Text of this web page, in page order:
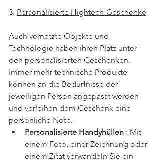
3. Personalisierte Hightech-Geschenke
Auch vernetzte Objekte und
Technologie haben ihren Platz unter
den personalisierten Geschenken.
Immer mehr technische Produkte
können an die Bedürfnisse der
jeweiligen Person angepasst werden
und verleihen dem Geschenk eine
persönliche Note.
Personalisierte Handyhüllen : Mit
einem Foto, einer Zeichnung oder
einem Zitat verwandeln Sie ein